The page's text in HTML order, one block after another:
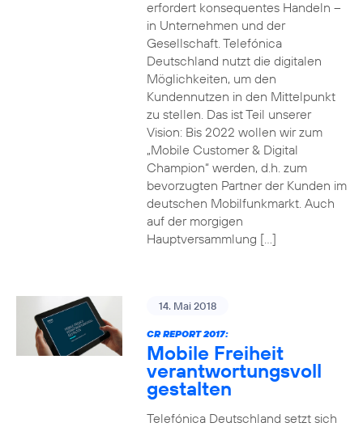
erfordert konsequentes Handeln –
in Unternehmen und der
Gesellschaft. Telefónica
Deutschland nutzt die digitalen
Möglichkeiten, um den
Kundennutzen in den Mittelpunkt
zu stellen. Das ist Teil unserer
Vision: Bis 2022 wollen wir zum
„Mobile Customer & Digital
Champion“ werden, d.h. zum
bevorzugten Partner der Kunden im
deutschen Mobilfunkmarkt. Auch
auf der morgigen
Hauptversammlung […]
14. Mai 2018
CR REPORT 2017:
Mobile Freiheit
verantwortungsvoll
gestalten
Telefónica Deutschland setzt sich